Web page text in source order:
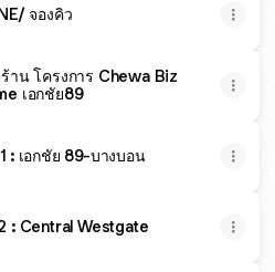
จองคิว
าน โครงการ Chewa Biz
เอกชัย89
: เอกชัย 89-บางบอน
: Central Westgate